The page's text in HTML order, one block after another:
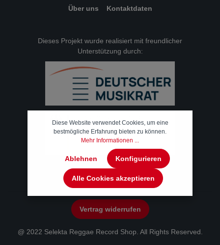
Über uns Kontaktdaten
Dieses Projekt wurde realisiert mit freundlicher
Unterstützung durch:
Vertrag widerrufen
@ 2022 Selekta Reggae Record Shop. All Rights Reserved.
Diese Website verwendet Cookies, um eine
bestmögliche Erfahrung bieten zu können.
Mehr Informationen ...
Ablehnen Konfigurieren
Alle Cookies akzeptieren